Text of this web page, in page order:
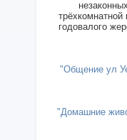
годовалого
"Общение ул
"Домашние